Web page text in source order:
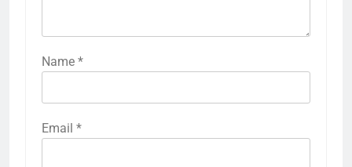
Name *
Email *